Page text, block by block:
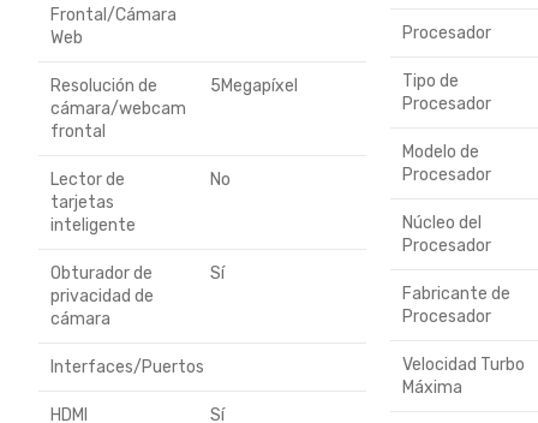
Frontal/Cámara
Web
Resolución de
cámara/webcam
frontal
5Megapíxel
Lector de
tarjetas
inteligente
No
Obturador de
privacidad de
cámara
Sí
Interfaces/Puertos
HDMI Sí
Procesador
Tipo de
Procesador
Modelo de
Procesador
Núcleo del
Procesador
Fabricante de
Procesador
Velocidad Turbo
Máxima